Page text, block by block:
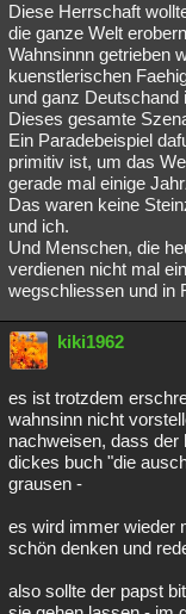
Diese Herrschaft
die ganze Welt
Wahnsinnn getrieben
kuenstlerischen
und ganz Deutschand
Dieses gesamte
Ein Paradebeispiel
primitiv ist, um das
gerade mal einige
Das waren keine
und ich.
Und Menschen, die
verdienen nicht mal
wegschliessen und in
kiki1962
es ist trotzdem
wahnsinn nicht
nachweisen, dass der
dickes buch "die
grausen -
es wird immer wieder
schön denken und
also sollte der papst